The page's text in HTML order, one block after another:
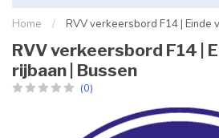
Home / RVV verkeersbord F14 | Einde
RVV verkeersbord F14 |
rijbaan | Bussen
(0)